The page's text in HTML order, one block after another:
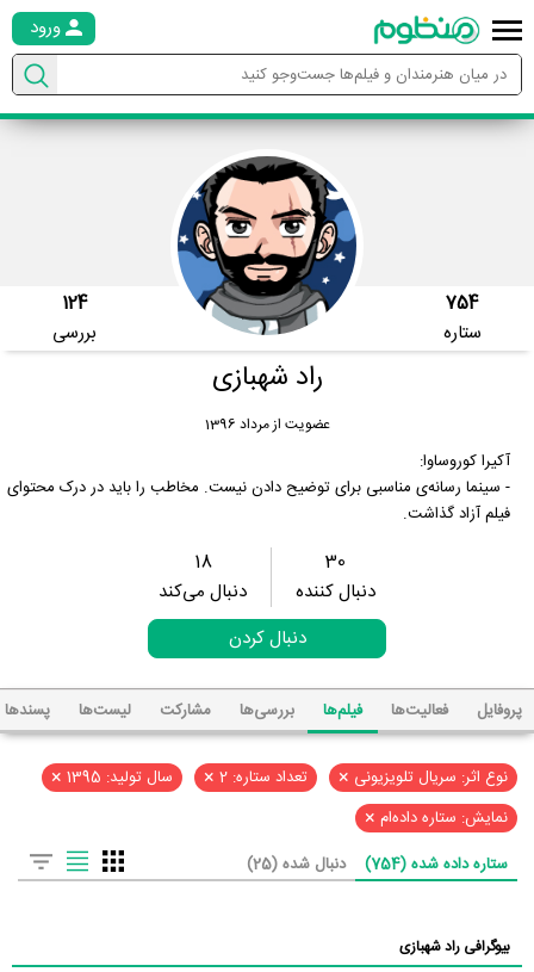
ورود
754
ستاره
124
بررسی
راد شهبازی
عضویت از مرداد 1396
آکیرا کوروساوا:
- سینما رسانه‌ی مناسبی برای توضیح دادن نیست. مخاطب را باید در درک محتوای
فیلم آزاد گذاشت.
30
دنبال کننده
18
دنبال می‌کند
دنبال کردن
پروفایل فعالیت‌ها فیلم‌ها بررسی‌ها مشارکت لیست‌ها پسند‌ها
نوع اثر: سریال تلویزیونی × تعداد ستاره: 2 × سال تولید: 1395 ×
نمایش: ستاره داده‌ام ×
ستاره داده شده (754) دنبال شده (25)
بیوگرافی راد شهبازی